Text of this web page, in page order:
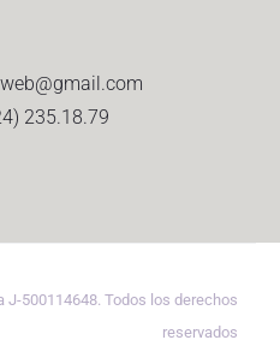
235.18.79
J-500114648. Todos los derechos
reservados